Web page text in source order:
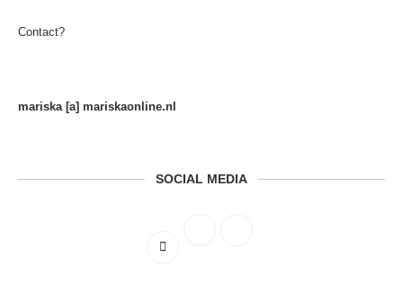
Contact?
mariska [a] mariskaonline.nl
SOCIAL MEDIA